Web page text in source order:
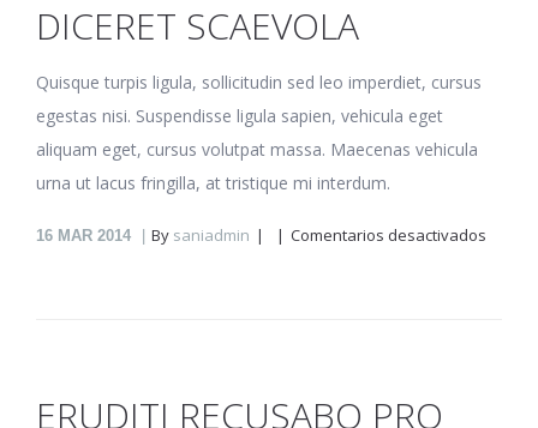
DICERET SCAEVOLA
Quisque turpis ligula, sollicitudin sed leo imperdiet, cursus
egestas nisi. Suspendisse ligula sapien, vehicula eget
aliquam eget, cursus volutpat massa. Maecenas vehicula
urna ut lacus fringilla, at tristique mi interdum.
16 MAR 2014 By saniadmin Comentarios desactivados
ERUDITI RECUSABO PRO